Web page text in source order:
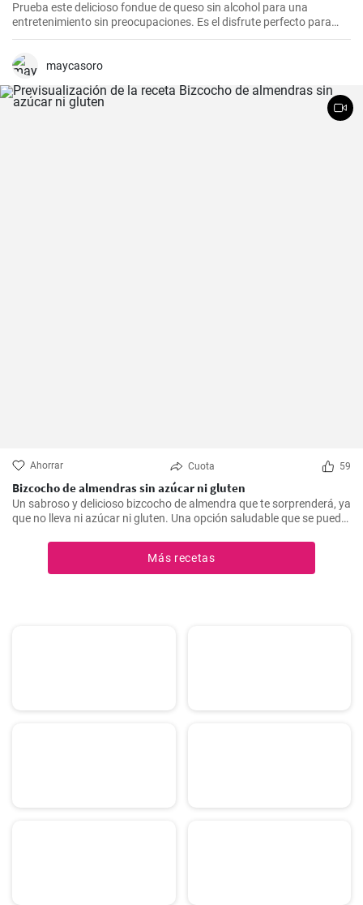
Prueba este delicioso fondue de queso sin alcohol para una
entretenimiento sin preocupaciones. Es el disfrute perfecto para
una noche acogedora con amigos y familiares. Sírvelo con tus
frutas para una experiencia culinaria inolvidable.
maycasoro
Ahorrar Cuota 59
Bizcocho de almendras sin azúcar ni gluten
Un sabroso y delicioso bizcocho de almendra que te sorprenderá, ya
que no lleva ni azúcar ni gluten. Una opción saludable que se puede
Más recetas